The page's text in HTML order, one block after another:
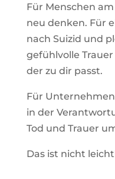
Für Menschen
neu denken. Für
nach Suizid und
gefühlvolle
der zu dir passt.
Für
in der
Tod und Trauer
Das ist nicht